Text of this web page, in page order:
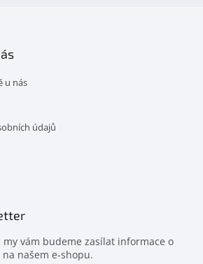
u nás
údajů
my vám budeme zasílat informace o
našem e-shopu.